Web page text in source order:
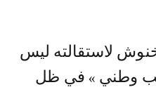
لاستقالته ليس
وطني » في ظل